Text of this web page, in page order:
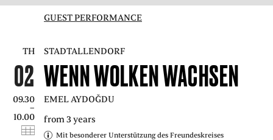
CONTACT
PODCAST
PRESS
SUCHE
GUEST PERFORMANCE
TH
02
09.30
–
10.00
STADTALLENDORF
WENN WOLKEN WACHSEN
EMEL AYDOĞDU
from 3 years
Mit besonderer Unterstützung des Freundeskreises